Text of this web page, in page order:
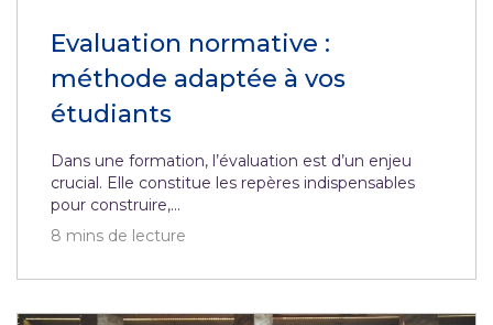
Evaluation normative :
méthode adaptée à vos
étudiants
Dans une formation, l’évaluation est d’un enjeu
crucial. Elle constitue les repères indispensables
pour construire,...
8 mins de lecture